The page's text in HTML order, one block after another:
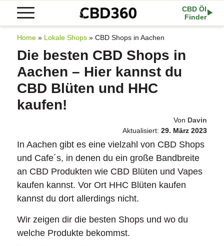
CBD Öl
Finder
Home» Lokale Shops» CBD Shops in Aachen
Die besten CBD Shops in
Aachen – Hier kannst du
CBD Blüten und HHC
kaufen!
Von Davin
Aktualisiert:29. März 2023
In Aachen gibt es eine vielzahl von CBD Shops
und Cafe´s, in denen du ein große Bandbreite
an CBD Produkten wie CBD Blüten und Vapes
kaufen kannst. Vor Ort HHC Blüten kaufen
kannst du dort allerdings nicht.
Wir zeigen dir die besten Shops und wo du
welche Produkte bekommst.